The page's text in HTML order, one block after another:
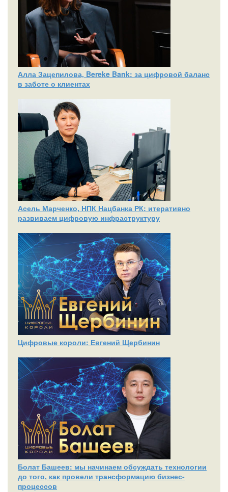
Алла Зацепилова, Bereke Bank: за цифровой баланс
в заботе о клиентах
Асель Марченко, НПК Нацбанка РК: итеративно
развиваем цифровую инфраструктуру
Цифровые короли: Евгений Щербинин
Болат Башеев: мы начинаем обсуждать технологии
до того, как провели трансформацию бизнес-
процессов